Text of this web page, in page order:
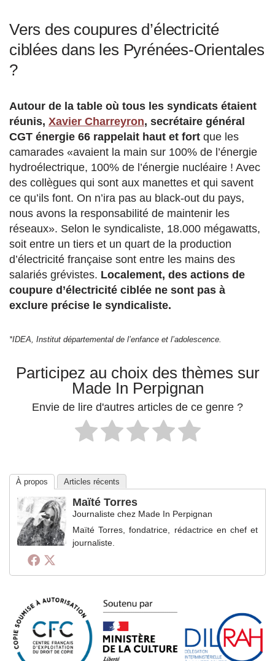
Vers des coupures d’électricité
ciblées dans les Pyrénées-Orientales
?
Autour de la table où tous les syndicats étaient
réunis, Xavier Charreyron, secrétaire général
CGT énergie 66 rappelait haut et fort que les
camarades «avaient la main sur 100% de l’énergie
hydroélectrique, 100% de l’énergie nucléaire ! Avec
des collègues qui sont aux manettes et qui savent
ce qu’ils font. On n’ira pas au black-out du pays,
nous avons la responsabilité de maintenir les
réseaux». Selon le syndicaliste, 18.000 mégawatts,
soit entre un tiers et un quart de la production
d’électricité française sont entre les mains des
salariés grévistes. Localement, des actions de
coupure d’électricité ciblée ne sont pas à
exclure précise le syndicaliste.
*IDEA, Institut départemental de l’enfance et l’adolescence.
Participez au choix des thèmes sur
Made In Perpignan
Envie de lire d'autres articles de ce genre ?
À propos Articles récents
Maïté Torres
Journaliste chez Made In Perpignan
Maïté Torres, fondatrice, rédactrice en chef et
journaliste.